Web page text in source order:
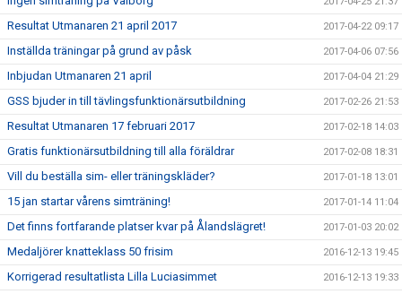
Resultat Utmanaren 21 april 2017 2017-04-22 09:17
Inställda träningar på grund av påsk 2017-04-06 07:56
Inbjudan Utmanaren 21 april 2017-04-04 21:29
GSS bjuder in till tävlingsfunktionärsutbildning 2017-02-26 21:53
Resultat Utmanaren 17 februari 2017 2017-02-18 14:03
Gratis funktionärsutbildning till alla föräldrar 2017-02-08 18:31
Vill du beställa sim- eller träningskläder? 2017-01-18 13:01
15 jan startar vårens simträning! 2017-01-14 11:04
Det finns fortfarande platser kvar på Ålandslägret! 2017-01-03 20:02
Medaljörer knatteklass 50 frisim 2016-12-13 19:45
Korrigerad resultatlista Lilla Luciasimmet 2016-12-13 19:33